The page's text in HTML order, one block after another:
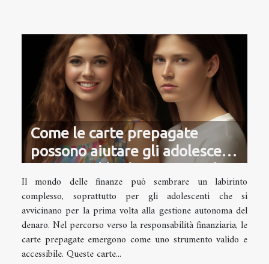
Come le carte prepagate
possono aiutare gli adolescenti
Il mondo delle finanze può sembrare un labirinto
complesso, soprattutto per gli adolescenti che si
avvicinano per la prima volta alla gestione autonoma del
denaro. Nel percorso verso la responsabilità finanziaria, le
carte prepagate emergono come uno strumento valido e
accessibile. Queste carte...